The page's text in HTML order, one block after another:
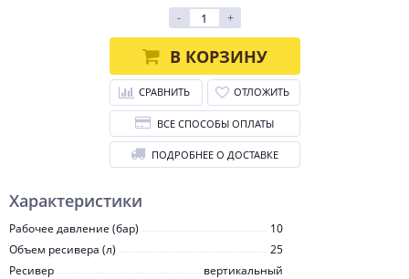
Характеристики
Рабочее давление (бар)
10
Объем ресивера (л)
25
Ресивер
вертикальный
-
+
В КОРЗИНУ
СРАВНИТЬ ОТЛОЖИТЬ
ВСЕ СПОСОБЫ ОПЛАТЫ
ПОДРОБНЕЕ О ДОСТАВКЕ